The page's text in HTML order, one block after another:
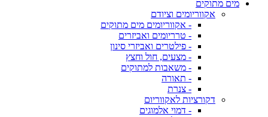
מים מתוקים
אקווריומים וציודם
- אקווריומים מים מתוקים
- טרריומים ואביזרים
- פילטרים ואביזרי סינון
- מצעים, חול וחצץ
- משאבות למתוקים
- תאורה
- צנרת
דקורציות לאקווריום
- דמוי אלמוגים